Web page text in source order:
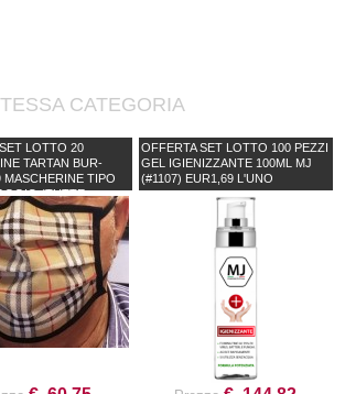
CATEGORIA
LOTTO 20
TARTAN BUR-
MASCHERINE TIPO
(TUTTE
OFFERTA SET LOTTO 100 PEZZI
GEL IGIENIZZANTE 100ML MJ
(#1107) EUR1,69 L'UNO